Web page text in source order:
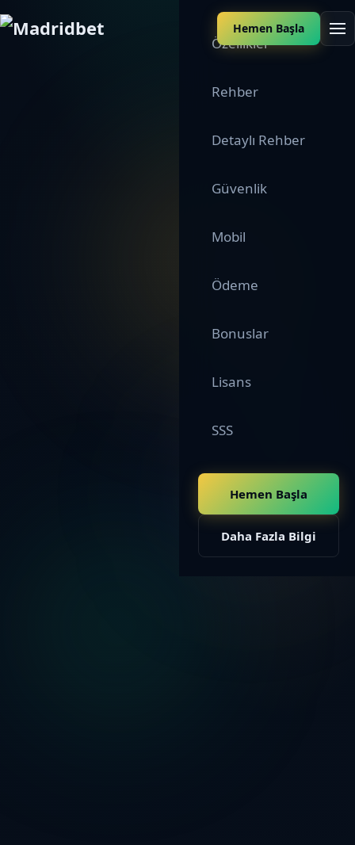
Hemen Başla
Özellikler
Rehber
Detaylı Rehber
Güvenlik
Mobil
Ödeme
Bonuslar
Lisans
SSS
Hemen Başla
Daha Fazla Bilgi